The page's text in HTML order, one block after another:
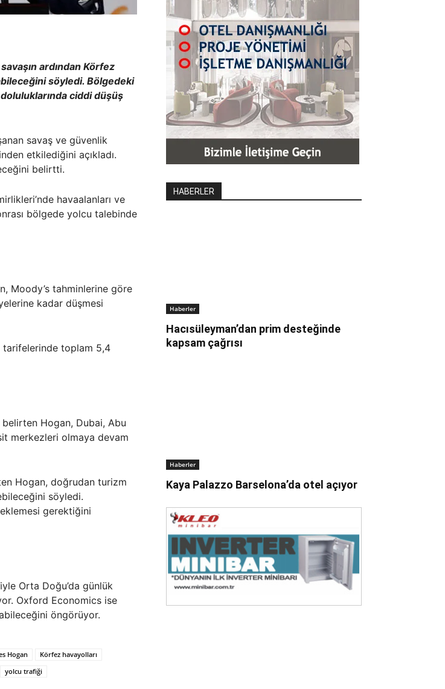
ardından Körfez
söyledi. Bölgedeki
ciddi düşüş
savaş ve güvenlik
etkilediğini açıkladı.
belirtti.
havaalanları ve
bölgede yolcu talebinde
Moody’s tahminlerine göre
kadar düşmesi
tarifelerinde toplam 5,4
Hogan, Dubai, Abu
merkezleri olmaya devam
Hogan, doğrudan turizm
söyledi.
gerektiğini
Orta Doğu’da günlük
Oxford Economics ise
öngörüyor.
Hogan
Körfez havayolları
yolcu trafiği
HABERLER
Haberler
Hacısüleyman’dan prim desteğinde
kapsam çağrısı
Haberler
Kaya Palazzo Barselona’da otel açıyor